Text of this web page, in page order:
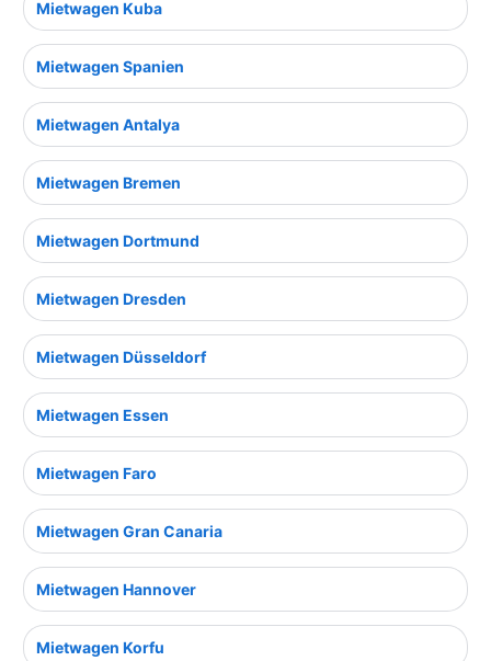
Mietwagen Kuba
Mietwagen Spanien
Mietwagen Antalya
Mietwagen Bremen
Mietwagen Dortmund
Mietwagen Dresden
Mietwagen Düsseldorf
Mietwagen Essen
Mietwagen Faro
Mietwagen Gran Canaria
Mietwagen Hannover
Mietwagen Korfu